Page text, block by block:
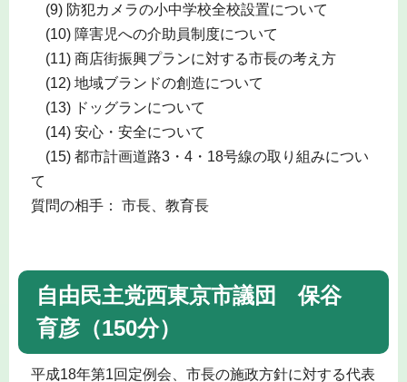
(9) 防犯カメラの小中学校全校設置について
(10) 障害児への介助員制度について
(11) 商店街振興プランに対する市長の考え方
(12) 地域ブランドの創造について
(13) ドッグランについて
(14) 安心・安全について
(15) 都市計画道路3・4・18号線の取り組みについ
て
質問の相手： 市長、教育長
自由民主党西東京市議団 保谷
育彦（150分）
平成18年第1回定例会、市長の施政方針に対する代表